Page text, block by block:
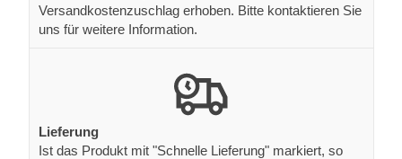
Versandkostenzuschlag erhoben. Bitte kontaktieren Sie
uns für weitere Information.
Lieferung
Ist das Produkt mit "Schnelle Lieferung" markiert, so